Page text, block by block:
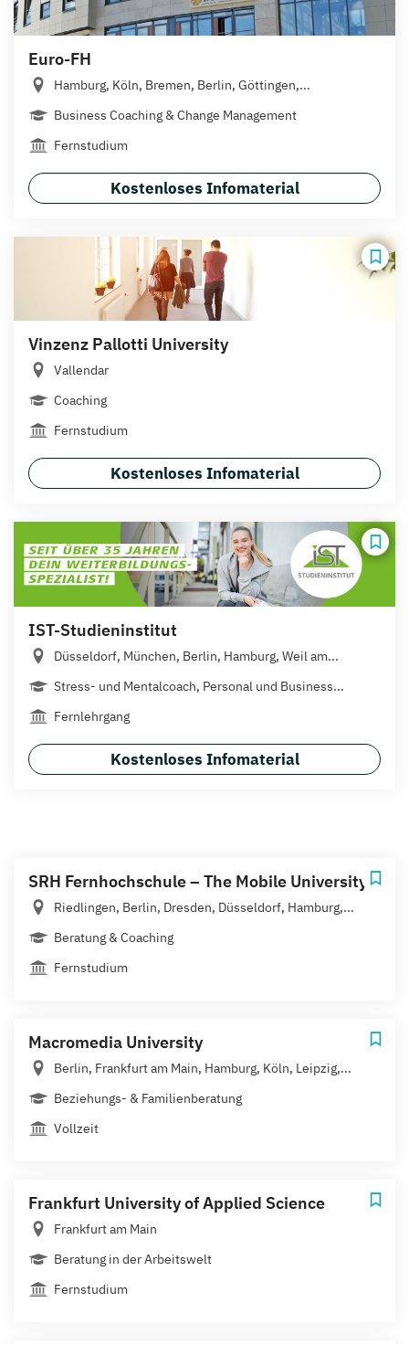
Euro-FH
Hamburg, Köln, Bremen, Berlin, Göttingen,...
Business Coaching & Change Management
Fernstudium
Kostenloses Infomaterial
Vinzenz Pallotti University
Vallendar
Coaching
Fernstudium
Kostenloses Infomaterial
IST-Studieninstitut
Düsseldorf, München, Berlin, Hamburg, Weil am...
Stress- und Mentalcoach, Personal und Business...
Fernlehrgang
Kostenloses Infomaterial
SRH Fernhochschule – The Mobile University
Riedlingen, Berlin, Dresden, Düsseldorf, Hamburg,...
Beratung & Coaching
Fernstudium
Macromedia University
Berlin, Frankfurt am Main, Hamburg, Köln, Leipzig,...
Beziehungs- & Familienberatung
Vollzeit
Frankfurt University of Applied Science
Frankfurt am Main
Beratung in der Arbeitswelt
Fernstudium